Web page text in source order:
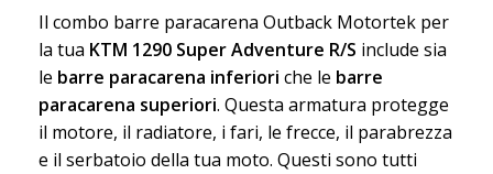
Il combo barre paracarena Outback Motortek per
la tua KTM 1290 Super Adventure R/S include sia
le barre paracarena inferiori che le barre
paracarena superiori. Questa armatura protegge
il motore, il radiatore, i fari, le frecce, il parabrezza
e il serbatoio della tua moto. Questi sono tutti